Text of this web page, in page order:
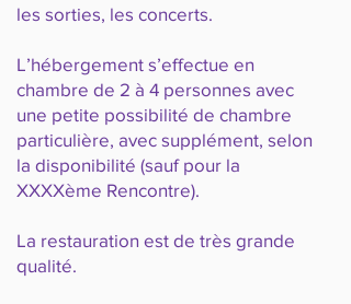
les sorties, les concerts.
L’hébergement s’effectue en
chambre de 2 à 4 personnes avec
une petite possibilité de chambre
particulière, avec supplément, selon
la disponibilité (sauf pour la
XXXXème Rencontre).
La restauration est de très grande
qualité.